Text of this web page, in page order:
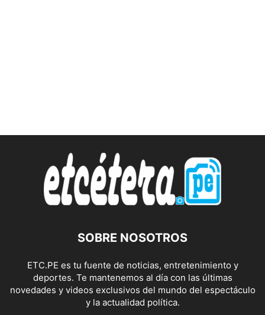
SOBRE NOSOTROS
ETC.PE es tu fuente de noticias, entretenimiento y
deportes. Te mantenemos al día con las últimas
novedades y videos exclusivos del mundo del espectáculo
y la actualidad política.